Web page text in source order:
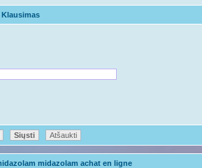
Klausimas
midazolam achat en ligne